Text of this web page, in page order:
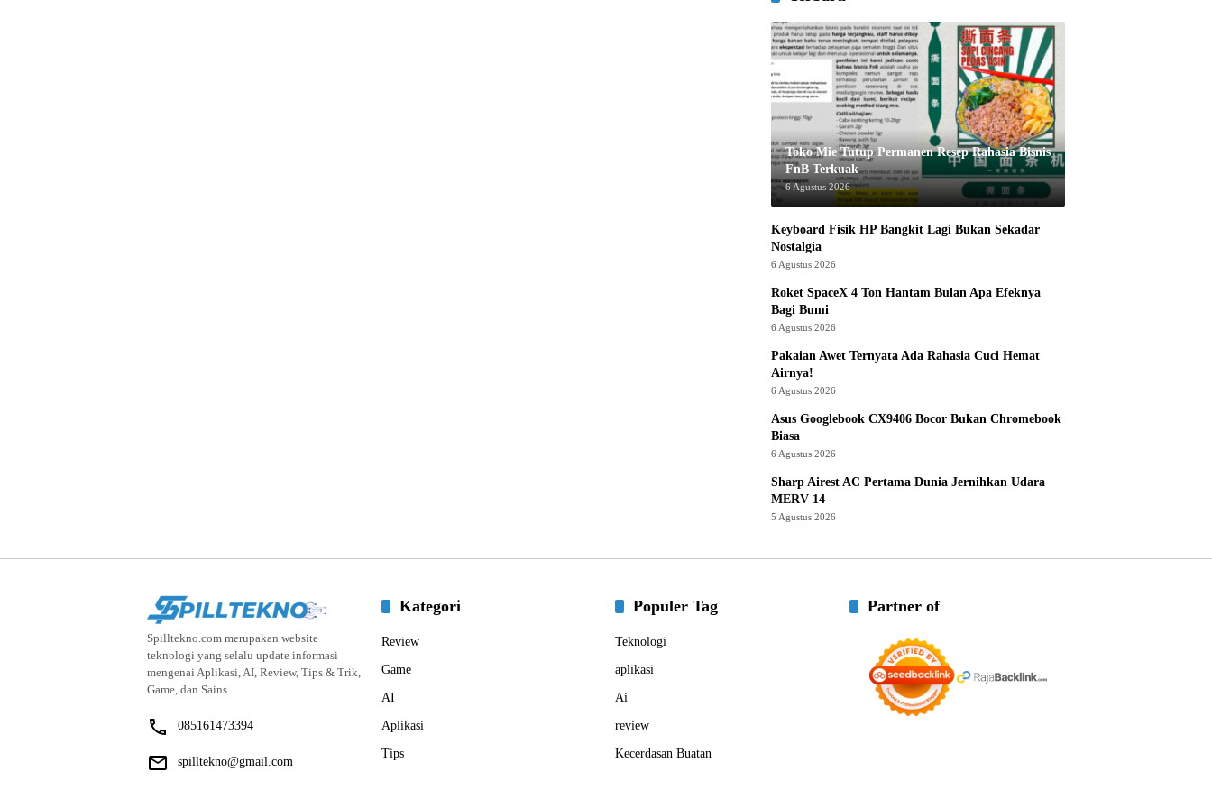
Toko Mie Tutup Permanen Resep Rahasia Bisnis
FnB Terkuak
6 Agustus 2026
Keyboard Fisik HP Bangkit Lagi Bukan Sekadar
Nostalgia
6 Agustus 2026
Roket SpaceX 4 Ton Hantam Bulan Apa Efeknya
Bagi Bumi
6 Agustus 2026
Pakaian Awet Ternyata Ada Rahasia Cuci Hemat
Airnya!
6 Agustus 2026
Asus Googlebook CX9406 Bocor Bukan Chromebook
Biasa
6 Agustus 2026
Sharp Airest AC Pertama Dunia Jernihkan Udara
MERV 14
5 Agustus 2026
Spilltekno.com merupakan website
teknologi yang selalu update informasi
mengenai Aplikasi, AI, Review, Tips & Trik,
Game, dan Sains.
085161473394
spilltekno@gmail.com
Kategori
Review
Game
AI
Aplikasi
Tips
Populer Tag
Teknologi
aplikasi
Ai
review
Kecerdasan Buatan
Partner of